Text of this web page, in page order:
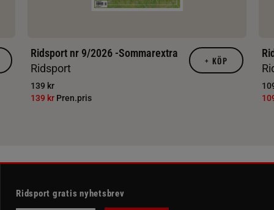
Ridsport nr 9/2026 -Sommarextra
Ridsport
139 kr
139 kr Pren.pris
+ KÖP
Ridsport gratis nyhetsbrev